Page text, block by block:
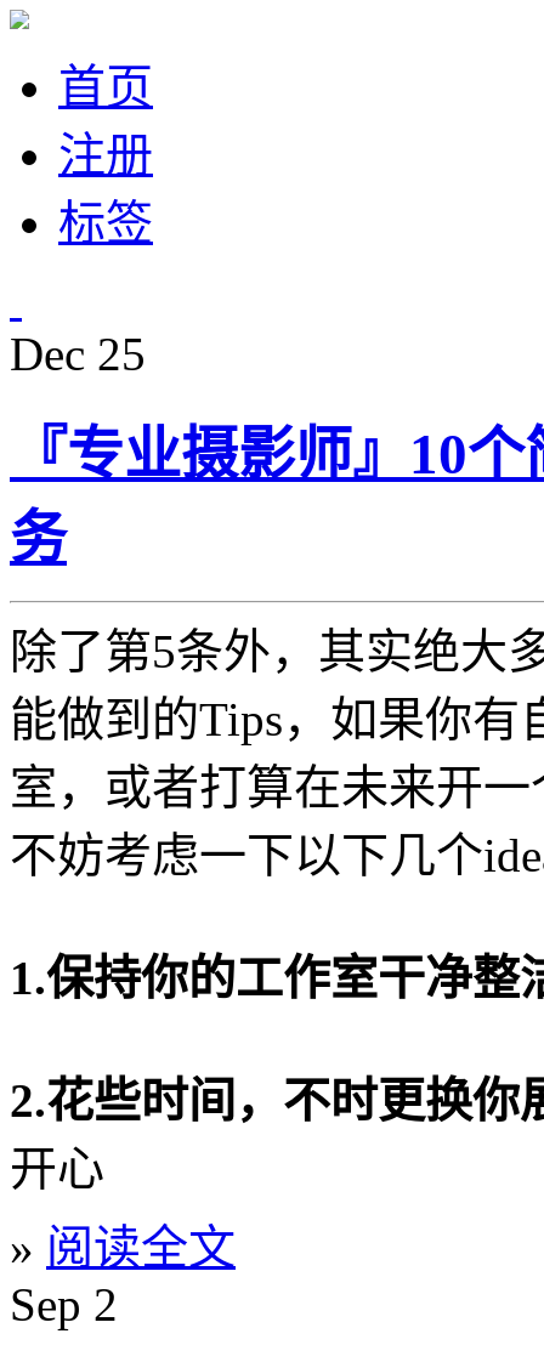
首页
注册
标签
Dec 25
『专业摄影师』10
务
除了第5条外，其实绝大
能做到的Tips，如果你有
室，或者打算在未来开
不妨考虑一下以下几个
1.保持你的工作室干净整
2.花些时间，不时更换你
开心
» 阅读全文
Sep 2